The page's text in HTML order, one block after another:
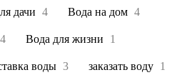
дачи 4 Вода на дом 4
4 Вода для жизни 1
воды 3 заказать воду 1